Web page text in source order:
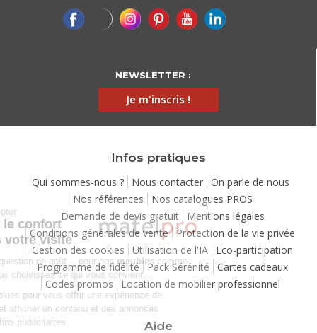
NEWSLETTER :
Je m'inscris !
Infos pratiques
Qui sommes-nous ? Nous contacter
On parle de nous
Nos références
Nos catalogues PROS
Demande de devis gratuit
Mentions légales
Conditions générales de vente Protection de la vie privée
Gestion des cookies
Utilisation de l'IA
Eco-participation
Programme de fidélité Pack Sérénité
Cartes cadeaux
Codes promos
Location de mobilier professionnel
Aide
Continuer sans accepter
Chez Matelpro, le confort
commence dès votre visite
Leconfort, c'est une question de goût… pour nosmeubles
comme
pour nos cookies ! Vous choisissez ce qui vous convient.
Nous utilisons des cookies pour vous offrir une expérience de
navigation moelleuse et afficher un contenu et des annonces
personnalisées à des fins publicitaires